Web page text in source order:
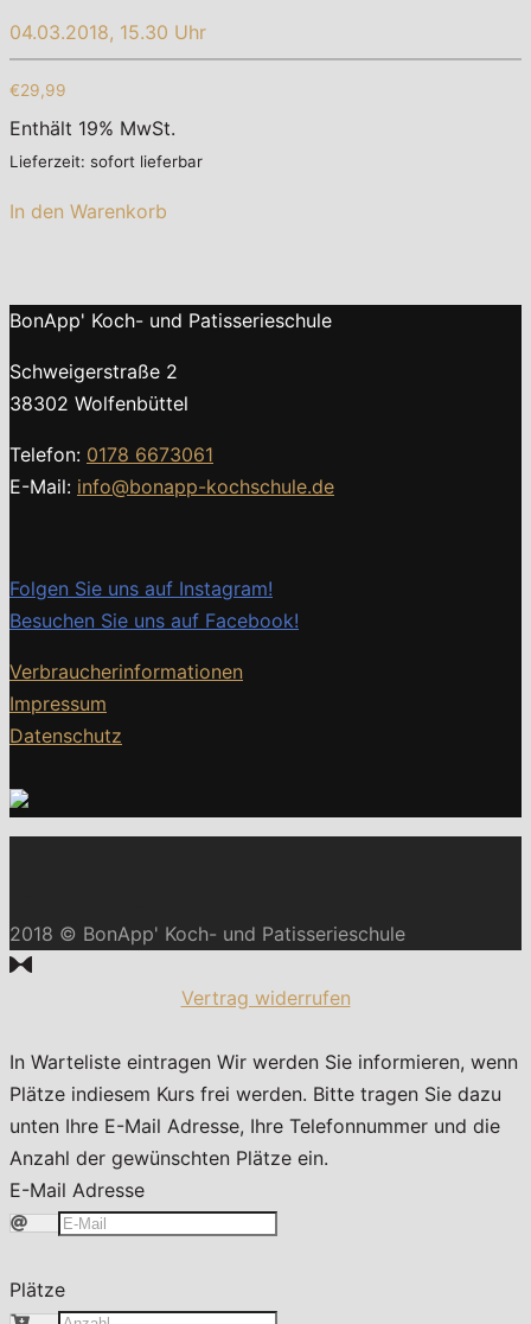
04.03.2018, 15.30 Uhr
€29,99
Enthält 19% MwSt.
Lieferzeit: sofort lieferbar
In den Warenkorb
BonApp' Koch- und Patisserieschule
Schweigerstraße 2
38302 Wolfenbüttel
Telefon: 0178 6673061
E-Mail: info@bonapp-kochschule.de
Folgen Sie uns auf Instagram!
Besuchen Sie uns auf Facebook!
Verbraucherinformationen
Impressum
Datenschutz
2018 © BonApp' Koch- und Patisserieschule
Vertrag widerrufen
In Warteliste eintragen Wir werden Sie informieren, wenn
Plätze indiesem Kurs frei werden. Bitte tragen Sie dazu
unten Ihre E-Mail Adresse, Ihre Telefonnummer und die
Anzahl der gewünschten Plätze ein.
E-Mail Adresse
Plätze